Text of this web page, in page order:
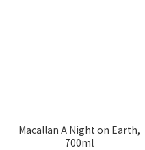
Macallan A Night on Earth,
700ml